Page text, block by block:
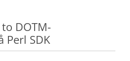
to DOTM-
Perl SDK